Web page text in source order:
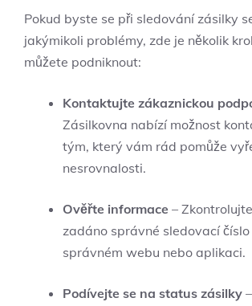
Pokud byste se při sledování zásilky
jakýmikoli problémy, zde je několik
můžete podniknout:
Kontaktujte zákaznickou
Zásilkovna nabízí možnost
tým, který vám rád pomůže
nesrovnalosti.
Ověřte informace –
zadáno správné sledovací
správném webu nebo aplikaci.
Podívejte se na status zásilky